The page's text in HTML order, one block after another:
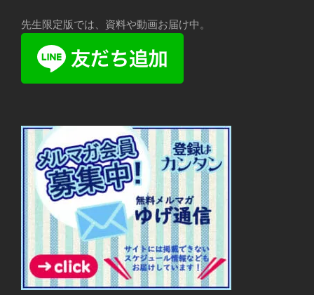
先生限定版では、資料や動画お届け中。